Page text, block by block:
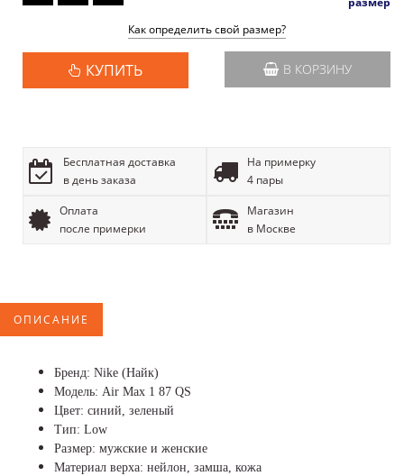
Как определить свой размер?
КУПИТЬ В КОРЗИНУ
Бесплатная доставка
в день заказа
На примерку
4 пары
Оплата
после примерки
Магазин
в Москве
ОПИСАНИЕ
Бренд: Nike (Найк)
Модель: Air Max 1 87 QS
Цвет: синий, зеленый
Тип: Low
Размер: мужские и женские
Материал верха: нейлон, замша, кожа